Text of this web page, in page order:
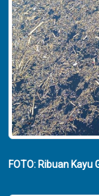
FOTO: Ribuan